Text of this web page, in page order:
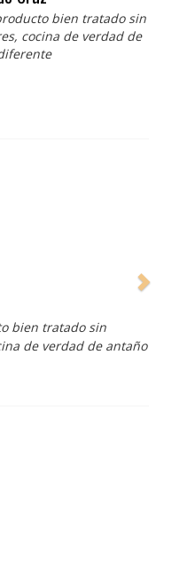
bien tratado sin
cocina de verdad de
bien tratado sin
de verdad de antaño